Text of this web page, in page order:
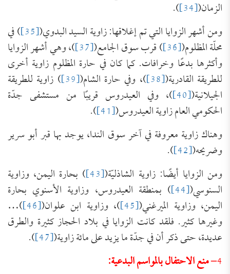
الزمان([34]
).
ومن أشهر الزوايا التي تم إغلاقها: زاوية السيد البدوي([35] ) في
محلّة المظلوم([36] ) قرب سوق الجامع([37] )، وهي أشهر الزوايا
وأكثرها بدعًا وخرافات. كما كان في حارة المظلوم زاوية أخرى
للطريقة القادرية([38] )، وفي حارة الشام([39] ) زاوية للطريقة
الجيلانية([40] )، وفي العيدروس قريبًا من مستشفى جدّة
الحكومي العام زاوية العيدروس([41]
).
وهناك زاوية معروفة في آخر سوق الندا، يوجد بها قبر أبو سرير
وضريحه([42]
).
ومن الزوايا أيضًا: زاوية الشاذليّة([43] ) بحارة اليمن، وزاوية
السنوسي([44] ) بمنطقة العيدروس، وزاوية الأسنوي بحارة
اليمن، وزاوية الميرغني([45] )، وزاوية ابن علوان([46]
)…
وغيرها كثير. فلقد كانت الزوايا في بلاد الحجاز كثيرة والطرق
عديدة، حتى ذكر أن في جدّة ما يزيد على مائة زاوية([47]
).
4– منع الاحتفال بالمواسم البدعية: